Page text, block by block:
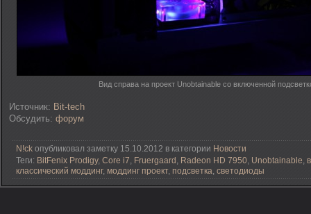
Вид справа на проект Unobtainable со включенной
Источник: Bit-tech
Обсудить: форум
N!ck опубликовал заметку 15.10.2012 в категории Новости
Теги: BitFenix Prodigy, Core i7, Fruergaard , Radeon HD 7950, Unobtainable,
классический моддинг, моддинг проект, подсветка, светодиоды